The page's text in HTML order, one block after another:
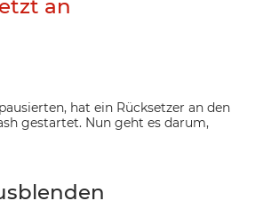
an
hat ein Rücksetzer an den
gestartet. Nun geht es darum,